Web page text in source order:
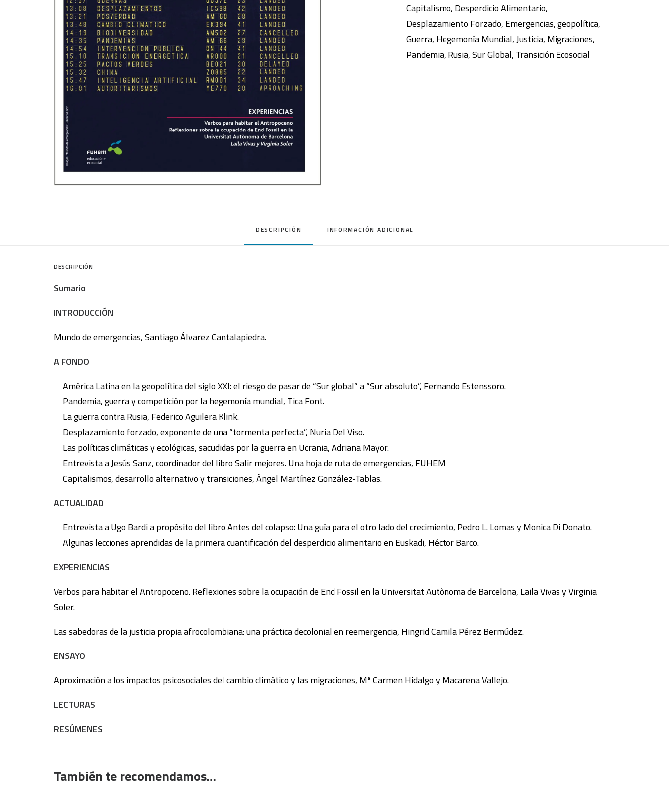
Capitalismo, Desperdicio Alimentario,
Desplazamiento Forzado, Emergencias,geopolítica,
Guerra, Hegemonía Mundial,Justicia, Migraciones,
Pandemia, Rusia,Sur Global, Transición Ecosocial
DESCRIPCIÓN INFORMACIÓN ADICIONAL
DESCRIPCIÓN
Sumario
INTRODUCCIÓN
Mundo de emergencias, Santiago Álvarez Cantalapiedra.
A FONDO
América Latina en la geopolítica del siglo XXI: el riesgo de pasar de “Sur global” a “Sur absoluto”, Fernando Estenssoro.
Pandemia, guerra y competición por la hegemonía mundial, Tica Font.
La guerra contra Rusia, Federico Aguilera Klink.
Desplazamiento forzado, exponente de una “tormenta perfecta”, Nuria Del Viso.
Las políticas climáticas y ecológicas, sacudidas por la guerra en Ucrania, Adriana Mayor.
Entrevista a Jesús Sanz, coordinador del libro Salir mejores. Una hoja de ruta de emergencias, FUHEM
Capitalismos, desarrollo alternativo y transiciones, Ángel Martínez González-Tablas.
ACTUALIDAD
Entrevista a Ugo Bardi a propósito del libro Antes del colapso: Una guía para el otro lado del crecimiento, Pedro L. Lomas y Monica Di Donato.
Algunas lecciones aprendidas de la primera cuantificación del desperdicio alimentario en Euskadi, Héctor Barco.
EXPERIENCIAS
Verbos para habitar el Antropoceno. Reflexiones sobre la ocupación de End Fossil en la Universitat Autònoma de Barcelona, Laila Vivas y Virginia
Soler.
Las sabedoras de la justicia propia afrocolombiana: una práctica decolonial en reemergencia, Hingrid Camila Pérez Bermúdez.
ENSAYO
Aproximación a los impactos psicosociales del cambio climático y las migraciones, Mª Carmen Hidalgo y Macarena Vallejo.
LECTURAS
RESÚMENES
También te recomendamos…